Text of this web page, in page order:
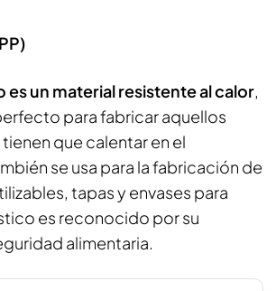
es un material resistente al calor,
para fabricar aquellos
que calentar en el
se usa para la fabricación de
tapas y envases para
es reconocido por su
alimentaria.